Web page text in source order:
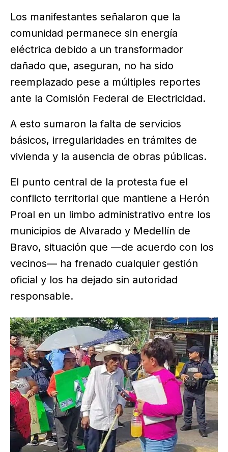
Los manifestantes señalaron que la
comunidad permanece sin energía
eléctrica debido a un transformador
dañado que, aseguran, no ha sido
reemplazado pese a múltiples reportes
ante la Comisión Federal de Electricidad.
A esto sumaron la falta de servicios
básicos, irregularidades en trámites de
vivienda y la ausencia de obras públicas.
El punto central de la protesta fue el
conflicto territorial que mantiene a Herón
Proal en un limbo administrativo entre los
municipios de Alvarado y Medellín de
Bravo, situación que —de acuerdo con los
vecinos— ha frenado cualquier gestión
oficial y los ha dejado sin autoridad
responsable.